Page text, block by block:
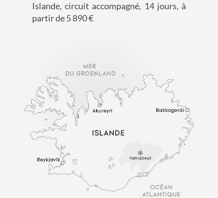
Islande, circuit accompagné, 14 jours, à
partir de 5 890€